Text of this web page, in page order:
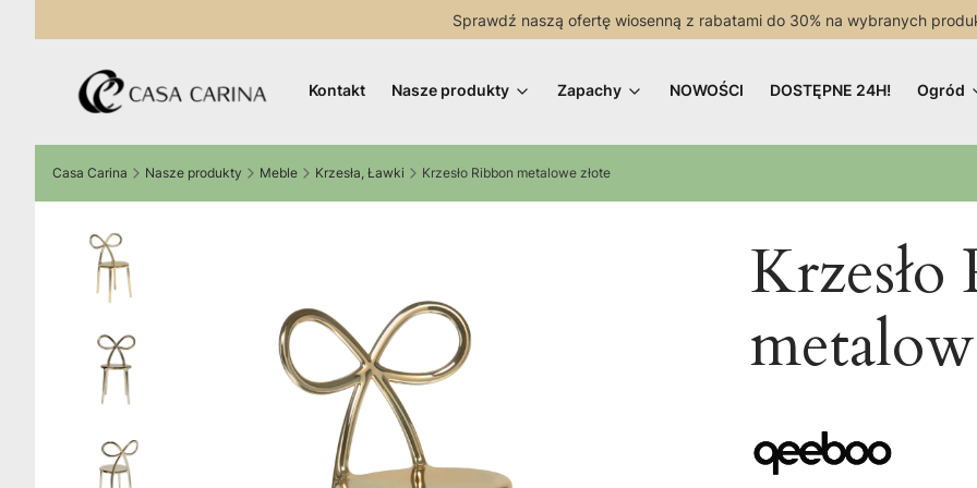
Sprawdź naszą ofertę wiosenną z rabatami do 30% na wybranych
Kontakt Nasze produkty Zapachy NOWOŚCI DOSTĘPNE 24H! Ogród
Casa Carina Nasze produkty Meble Krzesła, Ławki Krzesło Ribbon metalowe złote